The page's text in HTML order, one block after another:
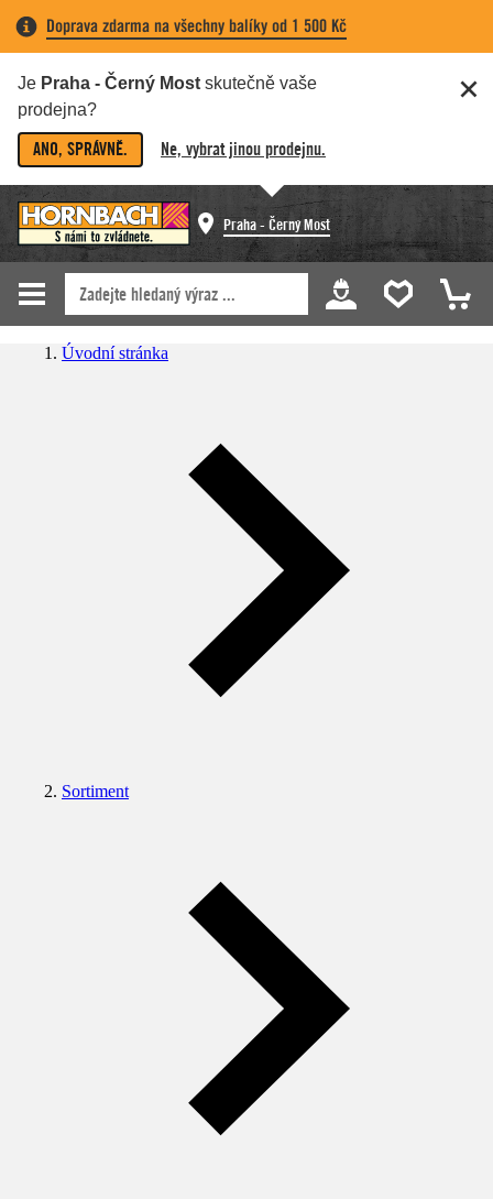
Doprava zdarma na všechny balíky od 1 500 Kč
Je Praha - Černý Most skutečně vaše
prodejna?
ANO, SPRÁVNĚ. Ne, vybrat jinou prodejnu.
Praha - Černý Most
Úvodní stránka
Sortiment